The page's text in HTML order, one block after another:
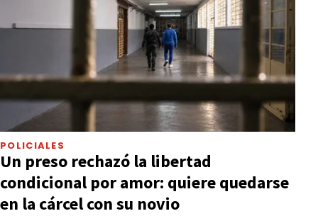
POLICIALES
Un preso rechazó la libertad
condicional por amor: quiere quedarse
en la cárcel con su novio